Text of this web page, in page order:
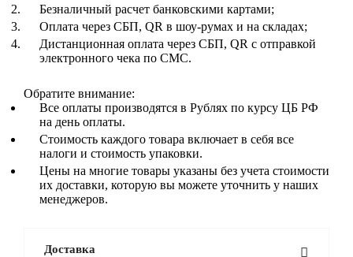
Безналичный расчет банковскими картами;
Оплата через СБП, QR в шоу-румах и на складах;
Дистанционная оплата через СБП, QR с отправкой
электронного чека по СМС.
Обратите внимание:
Все оплаты производятся в Рублях по курсу ЦБ РФ
на день оплаты.
Стоимость каждого товара включает в себя все
налоги и стоимость упаковки.
Цены на многие товары указаны без учета стоимости
их доставки, которую вы можете уточнить у наших
менеджеров.
Доставка